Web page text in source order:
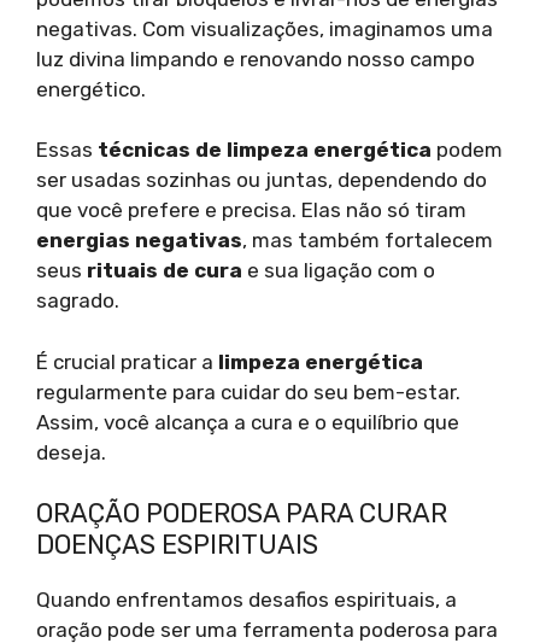
negativas. Com visualizações, imaginamos uma
luz divina limpando e renovando nosso campo
energético.
Essas técnicas de limpeza energética podem
ser usadas sozinhas ou juntas, dependendo do
que você prefere e precisa. Elas não só tiram
energias negativas, mas também fortalecem
seus rituais de cura e sua ligação com o
sagrado.
É crucial praticar a limpeza energética
regularmente para cuidar do seu bem-estar.
Assim, você alcança a cura e o equilíbrio que
deseja.
ORAÇÃO PODEROSA PARA CURAR
DOENÇAS ESPIRITUAIS
Quando enfrentamos desafios espirituais, a
oração pode ser uma ferramenta poderosa para